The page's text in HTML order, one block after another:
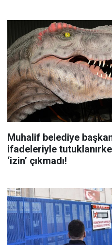
Muhalif belediye
ifadeleriyle
‘izin’ çıkmadı!